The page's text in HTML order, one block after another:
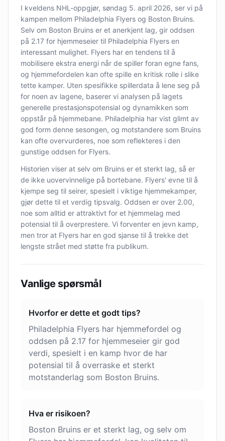
I kveldens NHL-oppgjør, søndag 5. april 2026, ser vi på
kampen mellom Philadelphia Flyers og Boston Bruins.
Selv om Boston Bruins er et anerkjent lag, gir oddsen
på 2.17 for hjemmeseier til Philadelphia Flyers en
interessant mulighet. Flyers har en tendens til å
mobilisere ekstra energi når de spiller foran egne fans,
og hjemmefordelen kan ofte spille en kritisk rolle i slike
tette kamper. Uten spesifikke spillerdata å lene seg på
for noen av lagene, baserer vi analysen på lagets
generelle prestasjonspotensial og dynamikken som
oppstår på hjemmebane. Philadelphia har vist glimt av
god form denne sesongen, og motstandere som Bruins
kan ofte overvurderes, noe som reflekteres i den
gunstige oddsen for Flyers.
Historien viser at selv om Bruins er et sterkt lag, så er
de ikke uovervinnelige på bortebane. Flyers' evne til å
kjempe seg til seirer, spesielt i viktige hjemmekamper,
gjør dette til et verdig tipsvalg. Oddsen er over 2.00,
noe som alltid er attraktivt for et hjemmelag med
potensial til å overprestere. Vi forventer en jevn kamp,
men tror at Flyers har en god sjanse til å trekke det
lengste strået med støtte fra publikum.
Vanlige spørsmål
Hvorfor er dette et godt tips?
Philadelphia Flyers har hjemmefordel og
oddsen på 2.17 for hjemmeseier gir god
verdi, spesielt i en kamp hvor de har
potensial til å overraske et sterkt
motstanderlag som Boston Bruins.
Hva er risikoen?
Boston Bruins er et sterkt lag, og selv om